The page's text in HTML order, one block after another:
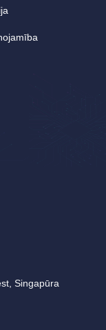
Singapūra